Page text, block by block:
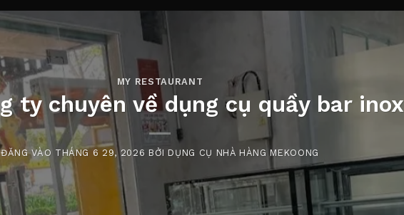
MY RESTAURANT
ty chuyên về dụng cụ quầy bar inox
ĐĂNG VÀO THÁNG 6 29, 2026 BỞI DỤNG CỤ NHÀ HÀNG MEKOONG